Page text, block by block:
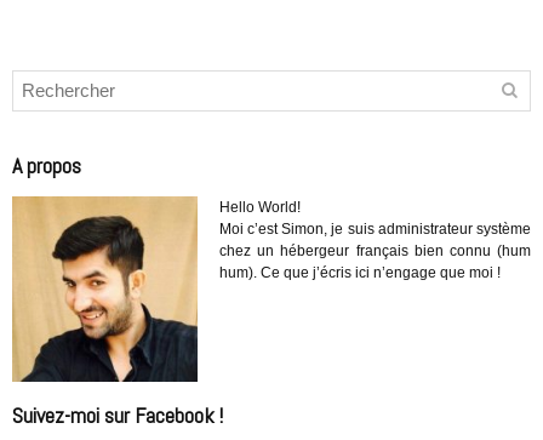
A propos
Hello World!
Moi c’est Simon, je suis administrateur système
chez un hébergeur français bien connu (hum
hum). Ce que j’écris ici n’engage que moi !
Suivez-moi sur Facebook !